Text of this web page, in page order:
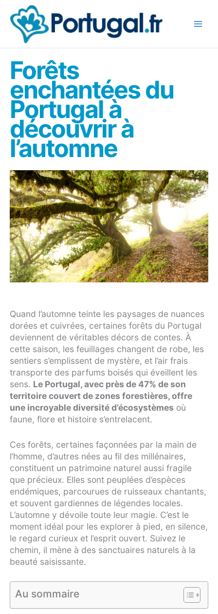
contenu
Forêts
enchantées du
Portugal à
découvrir à
l’automne
Quand l’automne teinte les paysages de nuances
dorées et cuivrées, certaines forêts du Portugal
deviennent de véritables décors de contes. À
cette saison, les feuillages changent de robe, les
sentiers s’emplissent de mystère, et l’air frais
transporte des parfums boisés qui éveillent les
sens. Le Portugal, avec près de 47% de son
territoire couvert de zones forestières, offre
une incroyable diversité d’écosystèmes où
faune, flore et histoire s’entrelacent.
Ces forêts, certaines façonnées par la main de
l’homme, d’autres nées au fil des millénaires,
constituent un patrimoine naturel aussi fragile
que précieux. Elles sont peuplées d’espèces
endémiques, parcourues de ruisseaux chantants,
et souvent gardiennes de légendes locales.
L’automne y dévoile toute leur magie. C’est le
moment idéal pour les explorer à pied, en silence,
le regard curieux et l’esprit ouvert. Suivez le
chemin, il mène à des sanctuaires naturels à la
beauté saisissante.
Au sommaire